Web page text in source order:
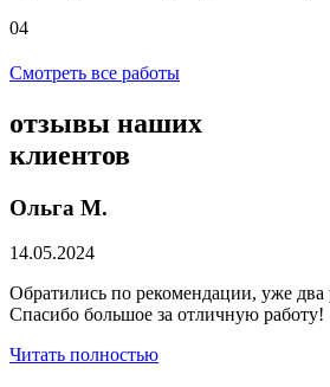
04
Смотреть все работы
отзывы наших
клиентов
Ольга М.
14.05.2024
Обратились по рекомендации, уже два
Спасибо большое за отличную работу!
Читать полностью